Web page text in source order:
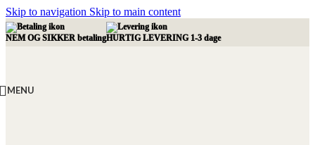
Skip to navigation Skip to main content
NEM OG SIKKER betalingHURTIG LEVERING 1-3 dage
MENU